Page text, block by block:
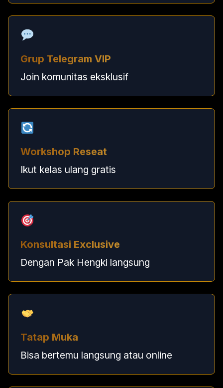
Grup Telegram VIP
Join komunitas eksklusif
Workshop Reseat
Ikut kelas ulang gratis
Konsultasi Exclusive
Dengan Pak Hengki langsung
Tatap Muka
Bisa bertemu langsung atau online